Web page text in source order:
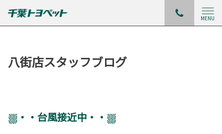
MENU
八街店スタッフブログ
⛆・・台風接近中・・⛆